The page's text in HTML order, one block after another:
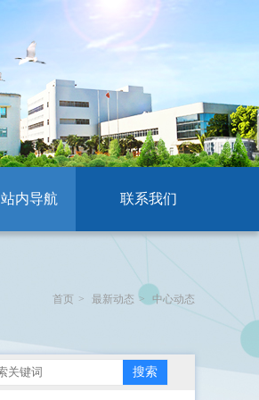
站内导航 联系我们
首页 > 最新动态 > 中心动态
搜索